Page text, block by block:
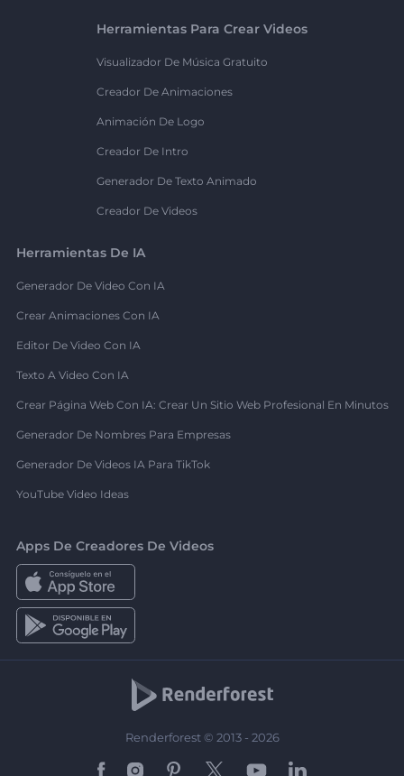
Herramientas Para Crear Videos
Visualizador De Música Gratuito
Creador De Animaciones
Animación De Logo
Creador De Intro
Generador De Texto Animado
Creador De Videos
Herramientas De IA
Generador De Video Con IA
Crear Animaciones Con IA
Editor De Video Con IA
Texto A Video Con IA
Crear Página Web Con IA: Crear Un Sitio Web Profesional En Minutos
Generador De Nombres Para Empresas
Generador De Videos IA Para TikTok
YouTube Video Ideas
Apps De Creadores De Videos
Renderforest © 2013 - 2026